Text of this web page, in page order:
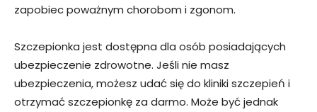
zapobiec poważnym chorobom i zgonom.
Szczepionka jest dostępna dla osób posiadających
ubezpieczenie zdrowotne. Jeśli nie masz
ubezpieczenia, możesz udać się do kliniki szczepień i
otrzymać szczepionkę za darmo. Może być jednak